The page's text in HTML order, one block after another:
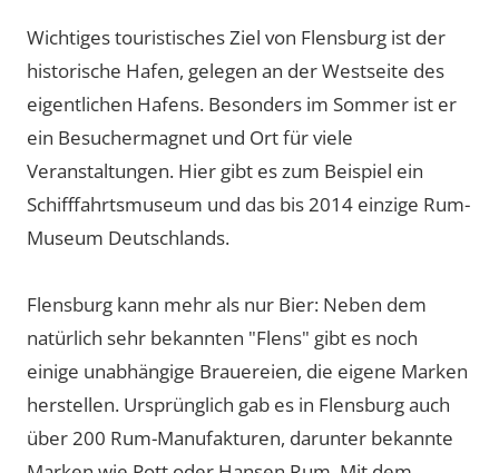
Wichtiges touristisches Ziel von Flensburg ist der
historische Hafen, gelegen an der Westseite des
eigentlichen Hafens. Besonders im Sommer ist er
ein Besuchermagnet und Ort für viele
Veranstaltungen. Hier gibt es zum Beispiel ein
Schifffahrtsmuseum und das bis 2014 einzige Rum-
Museum Deutschlands.
Flensburg kann mehr als nur Bier: Neben dem
natürlich sehr bekannten "Flens" gibt es noch
einige unabhängige Brauereien, die eigene Marken
herstellen. Ursprünglich gab es in Flensburg auch
über 200 Rum-Manufakturen, darunter bekannte